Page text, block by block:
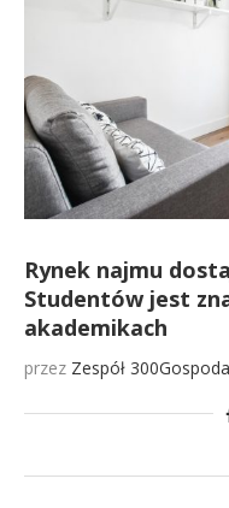
Rynek najmu
Studentów jest
akademikach
przez Zespół